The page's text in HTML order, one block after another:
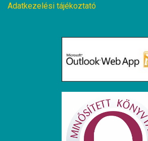
Adatkezelési tájékoztató